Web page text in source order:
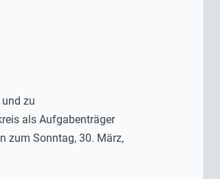
zu
als Aufgabenträger
zum Sonntag, 30. März,